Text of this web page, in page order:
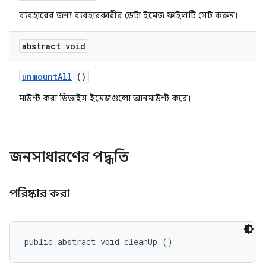
ব্যবহারের জন্য ব্যবহারকারীর ডেটা ইমেজ ফাইলটি সেট করুন।
abstract void
unmountAll ()
মাউন্ট করা ডিভাইস ইমেজগুলো আনমাউন্ট করে।
জনসাধারণের পদ্ধতি
পরিষ্কার করা
public abstract void cleanUp ()